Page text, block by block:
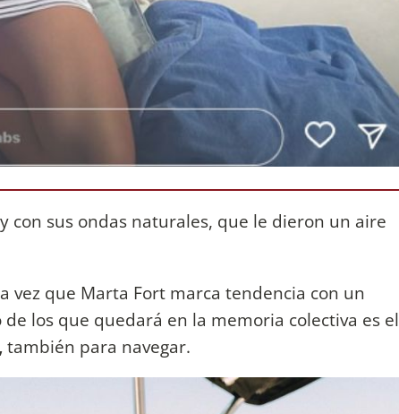
con sus ondas naturales, que le dieron un aire
vez que Marta Fort marca tendencia con un
los que quedará en la memoria colectiva es el
también para navegar.